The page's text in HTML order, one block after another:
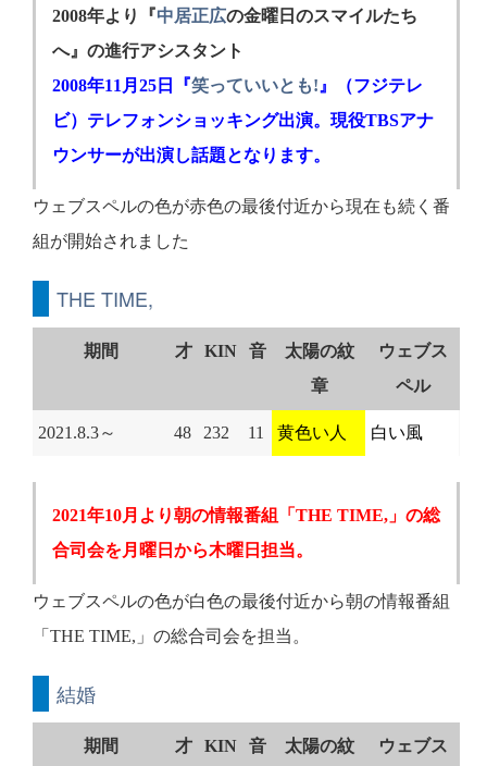
2008年より『中居正広の金曜日のスマイルたち
へ』の進行アシスタント
2008年11月25日『笑っていいとも! 』（フジテレ
ビ）テレフォンショッキング出演。現役TBSアナ
ウンサーが出演し話題となります。
ウェブスペルの色が赤色の最後付近から現在も続く番
組が開始されました
THE TIME,
期間 才 KIN 音
太陽の紋
章
ウェブス
ペル
2021.8.3～ 48 232 11 黄色い人 白い風
2021年10月より朝の情報番組「THE TIME,」の総
合司会を月曜日から木曜日担当。
ウェブスペルの色が白色の最後付近から朝の情報番組
「THE TIME,」の総合司会を担当。
結婚
期間 才 KIN 音 太陽の紋 ウェブス